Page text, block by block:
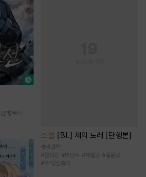
검객/무사
소설 [BL] 재의 노래 [단행본]
4.8만
#할리킹 #미남수 #재벌공 #절륜공
#조직/암흑가